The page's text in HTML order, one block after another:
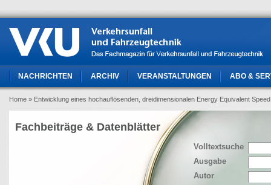
NACHRICHTEN ARCHIV VERANSTALTUNGEN ABO &
Home » Entwicklung eines hochauflösenden, dreidimensionalen Energy Equivalent
Volltextsuche
Ausgabe
Autor
Fachbeiträge & Datenblätter